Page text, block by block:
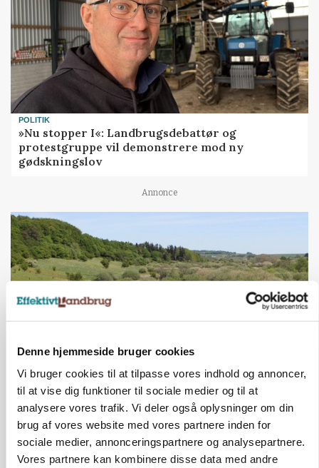
Denne hjemmeside bruger cookies
Vi bruger cookies til at tilpasse vores indhold og annoncer,
til at vise dig funktioner til sociale medier og til at
analysere vores trafik. Vi deler også oplysninger om din
brug af vores website med vores partnere inden for
sociale medier, annonceringspartnere og analysepartnere.
Vores partnere kan kombinere disse data med andre
POLITIK
»Nu stopper I«: Landbrugsdebattør og
protestgruppe vil demonstrere mod ny
gødskningslov
Annonce
KVÆG
Snart kan man søge tilskud til naturprojekter
Annonce
PLANTER